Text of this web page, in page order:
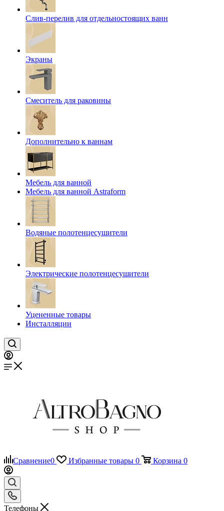
Слив-перелив для отдельностоящих ванн
Экраны
Смеситель для раковины
Дополнительно к ваннам
Мебель для ванной
Мебель для ванной Astraform
Водяные полотенцесушители
Электрические полотенцесушители
Уцененные товары
Инсталляции
Сравнение0 Избранные товары 0 Корзина 0
Телефоны